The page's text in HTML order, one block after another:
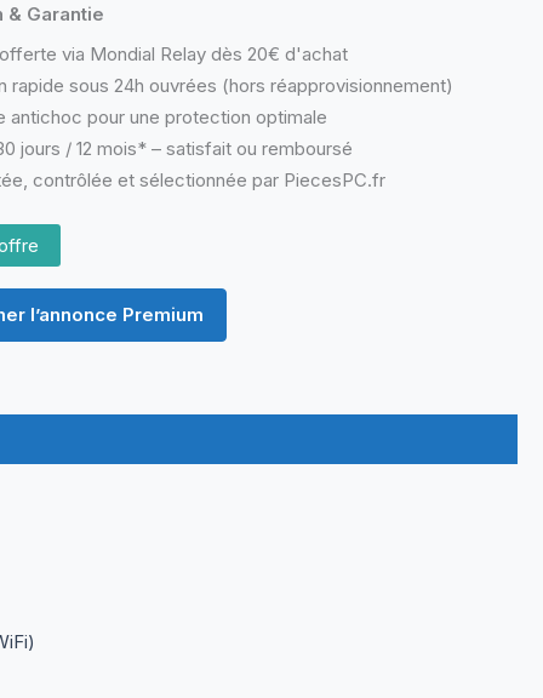
& Garantie
via Mondial Relay dès 20€ d'achat
rapide sous 24h ouvrées (hors réapprovisionnement)
antichoc pour une protection optimale
jours / 12 mois* – satisfait ou remboursé
contrôlée et sélectionnée par PiecesPC.fr
l’annonce Premium